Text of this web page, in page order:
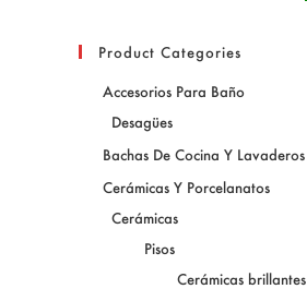
Product Categories
Accesorios Para Baño
Desagües
Bachas De Cocina Y Lavaderos
Cerámicas Y Porcelanatos
Cerámicas
Pisos
Cerámicas brillantes